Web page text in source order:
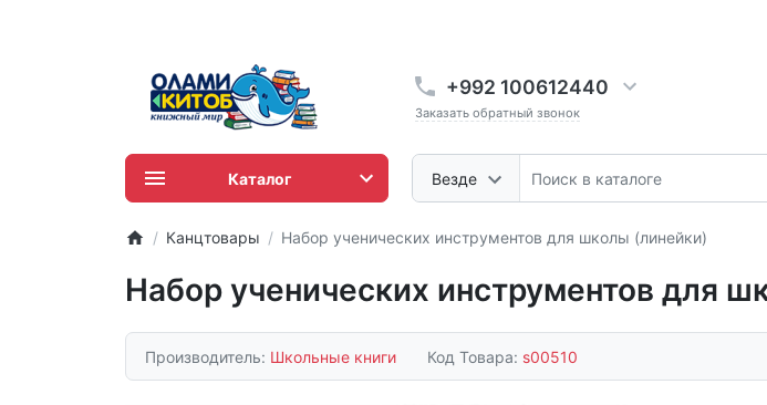
+992 100612440
Заказать обратный звонок
Везде
Каталог
Канцтовары Набор ученических инструментов для школы (линейки)
Набор ученических инструментов для
Производитель: Школьные книги Код Товара: s00510